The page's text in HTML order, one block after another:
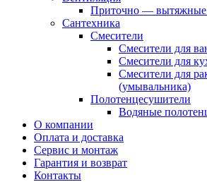
Приточно — вытяжные
Сантехника
Смесители
Смесители для
Смесители для
Смесители для
(умывальника)
Полотенцесушители
Водяные
О компании
Оплата и доставка
Сервис и монтаж
Гарантия и возврат
Контакты